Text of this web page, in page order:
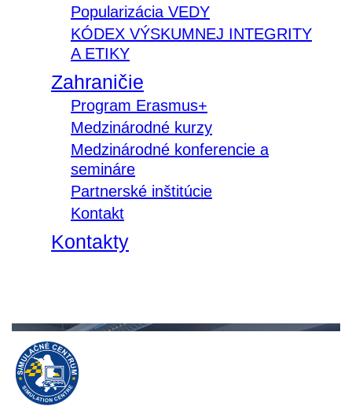
Popularizácia VEDY
KÓDEX VÝSKUMNEJ INTEGRITY
A ETIKY
Zahraničie
Program Erasmus+
Medzinárodné kurzy
Medzinárodné konferencie a
semináre
Partnerské inštitúcie
Kontakt
Kontakty